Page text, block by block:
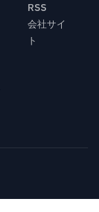
RSS
会社サイ
ト